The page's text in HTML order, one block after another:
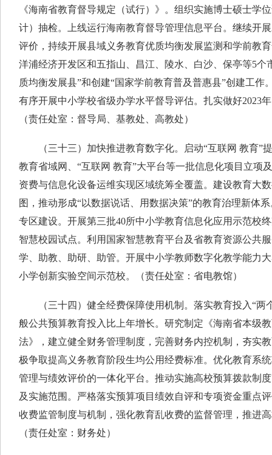
《海南省教育督导规定（试行）》。组织实施博士硕士学
计）抽检。上线运行海南教育督导管理信息平台。继续开
评价，持续开展县域义务教育优质均衡发展监测和学前教
洋浦经济开发区和五指山、昌江、陵水、白沙、保亭等5个
质均衡发展县”和创建“国家学前教育普及普惠县”创建工作
有序开展中小学校省级办学水平督导评估。扎实做好2023
（责任处室：督导局、基教处、高教处）
（三十三）加快推进教育数字化。启动“互联网 教育”
教育省域网、“互联网 教育”大平台等一批信息化项目立项
资费与信息化设备运维实现区域统筹全覆盖。建设教育大
图，推动形成“以数据说话、用数据决策”的教育治理新体
专区建设。开展第三批40所中小学教育信息化应用示范校
智慧校园试点。利用国家智慧教育平台及省教育资源公共
学、助教、助研、助管。开展中小学教师数字化教学能力
小学创新实验空间示范校。（责任处室：省电教馆）
（三十四）健全经费保障使用机制。落实教育投入“两
般公共预算教育投入比上年增长。研究制定《海南省本级
法》，建立健全财务管理制度，完善财务内控机制，夯实
极争取提高义务教育阶段生均公用经费标准。优化教育系
管理与绩效评价的一体化平台。推动实施高校预算拨款制
及实施范围。严格落实预算项目绩效自评和专项资金重点
收费监管制度与机制，强化教育乱收费的监督管理，推进
（责任处室：财务处）